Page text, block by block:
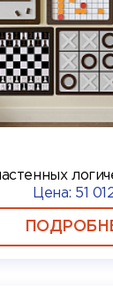
Цена: 51